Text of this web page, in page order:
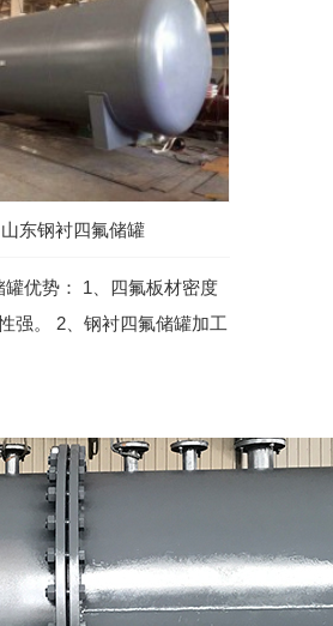
山东钢衬四氟储罐
罐优势： 1、四氟板材密度
强。 2、钢衬四氟储罐加工